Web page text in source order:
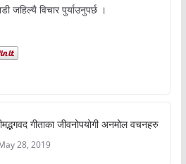
जहिल्यै विचार पुर्याउनुपर्छ ।
गीताका जीवनोपयोगी अनमोल वचनहरु
28, 2019